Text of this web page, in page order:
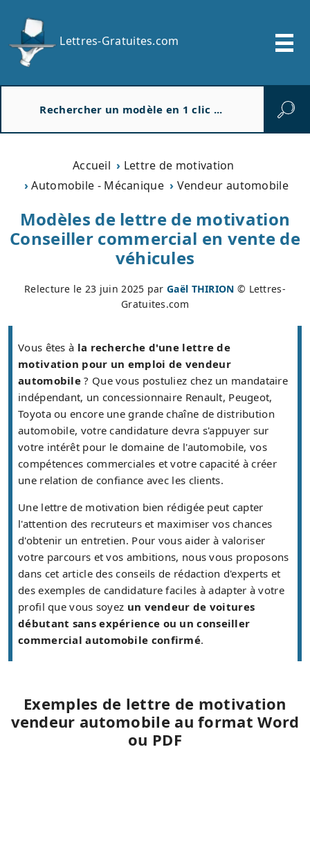
Lettres-Gratuites.com
Accueil
Lettre de motivation
Automobile - Mécanique
Vendeur automobile
Modèles de lettre de motivation
Conseiller commercial en vente de
véhicules
Relecture le 23 juin 2025 parGaël THIRION © Lettres-
Gratuites.com
Vous êtes à la recherche d'une lettre de
motivation pour un emploi de vendeur
automobile ? Que vous postuliez chez un mandataire
indépendant, un concessionnaire Renault, Peugeot,
Toyota ou encore une grande chaîne de distribution
automobile, votre candidature devra s'appuyer sur
votre intérêt pour le domaine de l'automobile, vos
compétences commerciales et votre capacité à créer
une relation de confiance avec les clients.
Une lettre de motivation bien rédigée peut capter
l'attention des recruteurs et maximiser vos chances
d'obtenir un entretien. Pour vous aider à valoriser
votre parcours et vos ambitions, nous vous proposons
dans cet article des conseils de rédaction d'experts et
des exemples de candidature faciles à adapter à votre
profil que vous soyez un vendeur de voitures
débutant sans expérience ou un conseiller
commercial automobile confirmé.
Exemples de lettre de motivation
vendeur automobile au format Word
ou PDF